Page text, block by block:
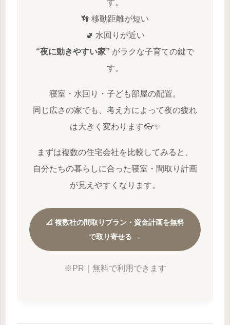
す。
👣 移動距離が短い
🚽 水回りが近い
“夜に動きやすい家” がラクな子育ての鍵で
す。
寝室・水回り・子ども部屋の配置。
同じ広さの家でも、考え方によって夜の疲れ
は大きく変わります👓✨
まずは複数の住宅会社を比較してみると、
自分たちの暮らしに合った寝室・間取り計画
が見えやすくなります。
📐 複数社の間取りプラン・資金計画を無料
で取り寄せる →
※PR｜無料で利用できます